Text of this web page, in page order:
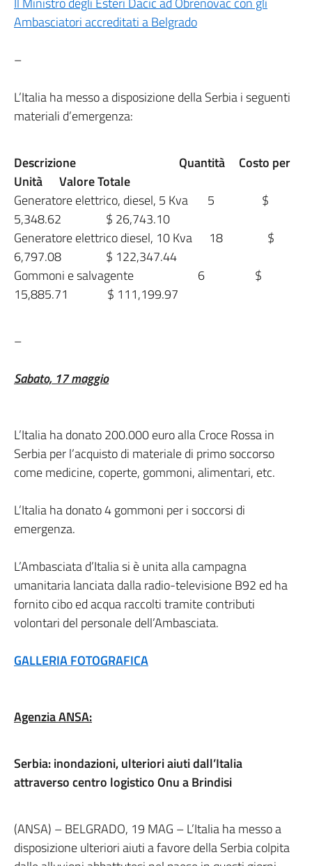
Ambasciatori accreditati a Belgrado
–
L’Italia ha messo a disposizione della Serbia i seguenti
materiali d’emergenza:
Descrizione Quantità Costo per
Unità Valore Totale
Generatore elettrico, diesel, 5 Kva 5 $
5,348.62 $ 26,743.10
Generatore elettrico diesel, 10 Kva 18 $
6,797.08 $ 122,347.44
Gommoni e salvagente 6 $
15,885.71 $ 111,199.97
–
Sabato, 17 maggio
L’Italia ha donato 200.000 euro alla Croce Rossa in
Serbia per l’acquisto di materiale di primo soccorso
come medicine, coperte, gommoni, alimentari, etc.
L’Italia ha donato 4 gommoni per i soccorsi di
emergenza.
L’Ambasciata d’Italia si è unita alla campagna
umanitaria lanciata dalla radio-televisione B92 ed ha
fornito cibo ed acqua raccolti tramite contributi
volontari del personale dell’Ambasciata.
GALLERIA FOTOGRAFICA
Agenzia ANSA:
Serbia: inondazioni, ulteriori aiuti dall’Italia
attraverso centro logistico Onu a Brindisi
(ANSA) – BELGRADO, 19 MAG – L’Italia ha messo a
disposizione ulteriori aiuti a favore della Serbia colpita